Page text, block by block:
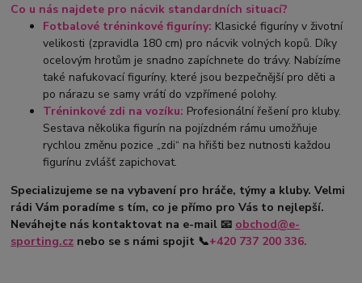
Co u nás najdete pro nácvik standardních situací?
Fotbalové tréninkové figuríny: Klasické figuríny v životní
velikosti (zpravidla 180 cm) pro nácvik volných kopů. Díky
ocelovým hrotům je snadno zapíchnete do trávy. Nabízíme
také nafukovací figuríny, které jsou bezpečnější pro děti a
po nárazu se samy vrátí do vzpřímené polohy.
Tréninkové zdi na vozíku: Profesionální řešení pro kluby.
Sestava několika figurín na pojízdném rámu umožňuje
rychlou změnu pozice „zdi“ na hřišti bez nutnosti každou
figurínu zvlášť zapichovat.
Specializujeme se na vybavení pro hráče, týmy a kluby. Velmi
rádi Vám poradíme s tím, co je přímo pro Vás to nejlepší.
Neváhejte nás kontaktovat na e-mail 📧 obchod@e-
sporting.cz nebo se s námi spojit 📞+420 737 200 336.